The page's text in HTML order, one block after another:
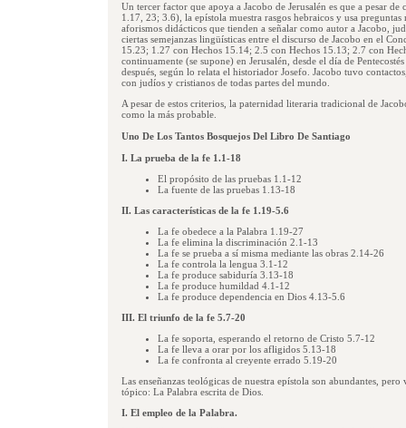
Un tercer factor que apoya a Jacobo de Jerusalén es que a pesar de
1.17, 23; 3.6), la epístola muestra rasgos hebraicos y usa
aforismos didácticos que tienden a señalar como autor a Jacobo,
ciertas semejanzas lingüísticas entre el discurso de Jacobo en el
15.23; 1.27 con Hechos 15.14; 2.5 con Hechos 15.13; 2.7 con
continuamente (se supone) en Jerusalén, desde el día de
después, según lo relata el historiador Josefo. Jacobo tuvo
con judíos y cristianos de todas partes del mundo.
A pesar de estos criterios, la paternidad literaria tradicional de
como la más probable.
Uno De Los Tantos Bosquejos Del Libro De Santiago
I. La prueba de la fe 1.1-18
El propósito de las pruebas 1.1-12
La fuente de las pruebas 1.13-18
II. Las características de la fe 1.19-5.6
La fe obedece a la Palabra 1.19-27
La fe elimina la discriminación 2.1-13
La fe se prueba a sí misma mediante las obras 2.14-26
La fe controla la lengua 3.1-12
La fe produce sabiduría 3.13-18
La fe produce humildad 4.1-12
La fe produce dependencia en Dios 4.13-5.6
III. El triunfo de la fe 5.7-20
La fe soporta, esperando el retorno de Cristo 5.7-12
La fe lleva a orar por los afligidos 5.13-18
La fe confronta al creyente errado 5.19-20
Las enseñanzas teológicas de nuestra epístola son abundantes,
tópico: La Palabra escrita de Dios.
I. El empleo de la Palabra.